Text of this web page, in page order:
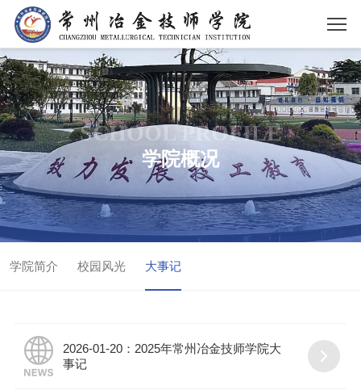
SCHOOL PROFILE
学院概况
学院简介 校园风光 大事记
2026-01-20：2025年常州冶金技师学院大
事记